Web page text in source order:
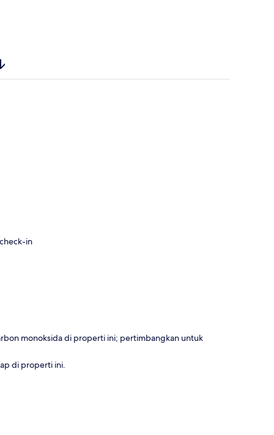
in
monoksida di properti ini; pertimbangkan untuk
di properti ini.